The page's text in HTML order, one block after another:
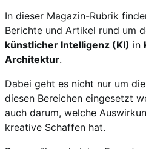
In dieser Magazin-Rubrik
Berichte und Artikel rund um
künstlicher Intelligenz (KI) in
Architektur.
Dabei geht es nicht nur um
diesen Bereichen eingesetzt
auch darum, welche
kreative Schaffen hat.